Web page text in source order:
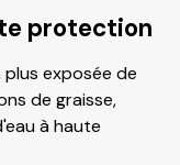
protection
exposée de
de graisse,
à haute